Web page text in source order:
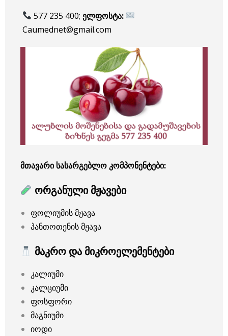
577 235 400;ელფოსტა:
Caumednet@gmail.com
მთავარი სასარგებლო კომპონენტები:
ორგანული მჟავები
ფოლიუმის მჟავა
პანთოთენის მჟავა
მაკრო და მიკროელემენტები
კალიუმი
კალციუმი
ფოსფორი
მაგნიუმი
იოდი